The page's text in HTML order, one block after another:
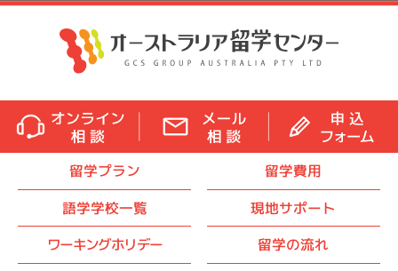
留学プラン
留学費用
語学学校一覧
現地サポート
ワーキングホリデー
留学の流れ